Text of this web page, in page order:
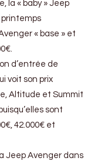
la « baby » Jeep
« base » et
d’entrée de
voit son prix
Altitude et Summit
sont
42.000€ et
Jeep Avenger dans